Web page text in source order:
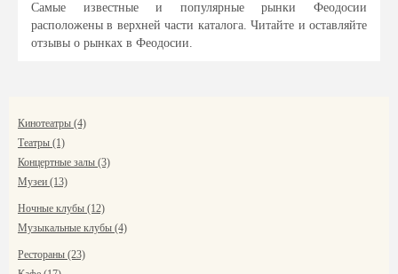
Самые известные и популярные рынки Феодосии
расположены в верхней части каталога. Читайте и оставляйте
отзывы о рынках в Феодосии.
Кинотеатры (4)
Театры (1)
Концертные залы (3)
Музеи (13)
Ночные клубы (12)
Музыкальные клубы (4)
Рестораны (23)